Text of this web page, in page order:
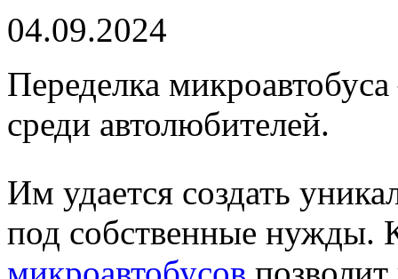
04.09.2024
Переделка
среди автолюбителей.
Им удается создать
под собственные нужды.